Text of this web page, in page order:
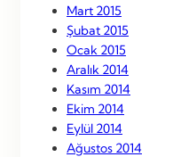
Mart 2015
Şubat 2015
Ocak 2015
Aralık 2014
Kasım 2014
Ekim 2014
Eylül 2014
Ağustos 2014